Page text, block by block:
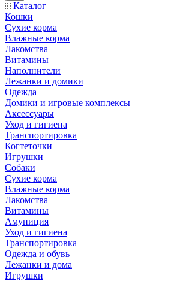
Каталог
Кошки
Сухие корма
Влажные корма
Лакомства
Витамины
Наполнители
Лежанки и домики
Одежда
Домики и игровые комплексы
Аксессуары
Уход и гигиена
Транспортировка
Когтеточки
Игрушки
Собаки
Сухие корма
Влажные корма
Лакомства
Витамины
Амуниция
Уход и гигиена
Транспортировка
Одежда и обувь
Лежанки и дома
Игрушки